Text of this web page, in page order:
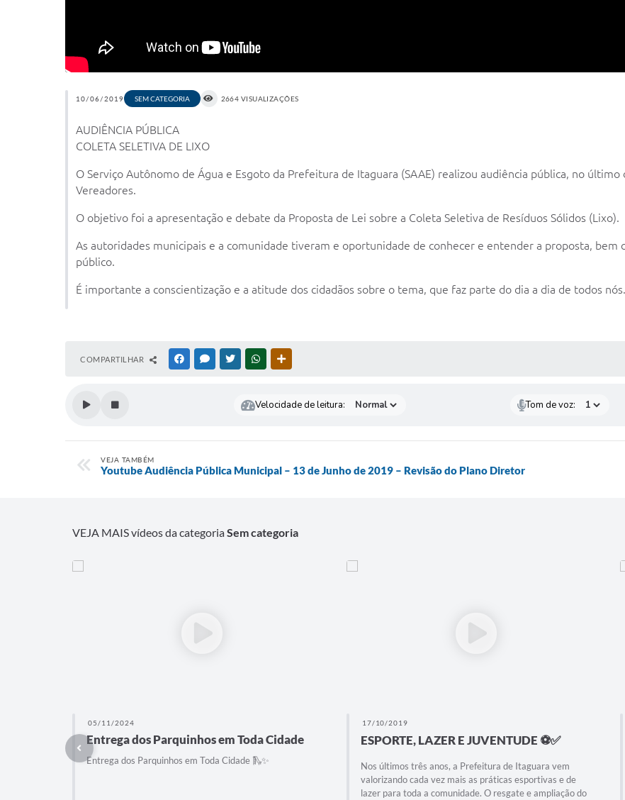
10/06/2019 SEM CATEGORIA 2664 VISUALIZAÇÕES
AUDIÊNCIA PÚBLICA
COLETA SELETIVA DE LIXO
O Serviço Autônomo de Água e Esgoto da Prefeitura de Itaguara (SAAE) realizou audiência pública, no
Vereadores.
O objetivo foi a apresentação e debate da Proposta de Lei sobre a Coleta Seletiva de Resíduos Sólidos (Lixo).
As autoridades municipais e a comunidade tiveram e oportunidade de conhecer e entender a proposta,
público.
É importante a conscientização e a atitude dos cidadãos sobre o tema, que faz parte do dia a dia de todos nós.
COMPARTILHAR FACEBOOKMESSENGER
TWITTERWHATSAPP
Velocidade de leitura: Tom de voz:
VEJA TAMBÉM
Youtube Audiência Pública Municipal – 13 de Junho de 2019 – Revisão do Plano Diretor
VEJA MAIS vídeos da categoriaSem categoria
05/11/2024
Entrega dos Parquinhos em Toda Cidade
Entrega dos Parquinhos em Toda Cidade 🛝✨
17/10/2019
ESPORTE, LAZER E JUVENTUDE ⚽️✅
Nos últimos três anos, a Prefeitura de Itaguara vem
valorizando cada vez mais as práticas esportivas e de
lazer para toda a comunidade. O resgate e ampliação do